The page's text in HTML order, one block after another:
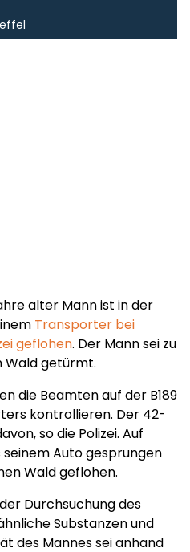
alter Mann ist in der
Transporter bei
geflohen. Der Mann sei zu
Wald getürmt.
die Beamten auf der B189
kontrollieren. Der 42-
so die Polizei. Auf
Auto gesprungen
Wald geflohen.
Durchsuchung des
Substanzen und
des Mannes sei anhand